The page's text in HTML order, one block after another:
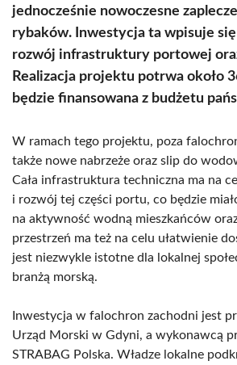
jednocześnie nowoczesne
rybaków. Inwestycja ta wpisuje
rozwój infrastruktury portowej
Realizacja projektu potrwa około
będzie finansowana z budżetu
W ramach tego projektu, poza
także nowe nabrzeże oraz slip do
Cała infrastruktura techniczna ma na
i rozwój tej części portu, co będzie
na aktywność wodną mieszkańców
przestrzeń ma też na celu ułatwienie
jest niezwykle istotne dla lokalnej
branżą morską.
Inwestycja w falochron zachodni jest
Urząd Morski w Gdyni, a wykonawcą
STRABAG Polska. Władze lokalne